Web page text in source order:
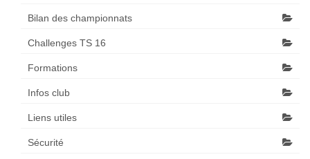
Bilan des championnats
Challenges TS 16
Formations
Infos club
Liens utiles
Sécurité